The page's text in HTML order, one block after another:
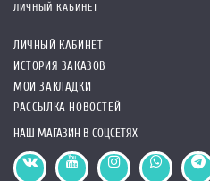
ЛИЧНЫЙ КАБИНЕТ
ЛИЧНЫЙ КАБИНЕТ
ИСТОРИЯ ЗАКАЗОВ
МОИ ЗАКЛАДКИ
РАССЫЛКА НОВОСТЕЙ
НАШ МАГАЗИН В СОЦСЕТЯХ